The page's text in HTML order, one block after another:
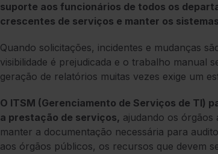
suporte aos funcionários de todos os
crescentes de serviços e manter os
Quando solicitações, incidentes e mudanças
visibilidade é prejudicada e o trabalho manual
geração de relatórios muitas vezes exige um
O ITSM (Gerenciamento de Serviços de TI)
a prestação de serviços, ajudando os
manter a documentação necessária para
aos órgãos públicos, os recursos que devem